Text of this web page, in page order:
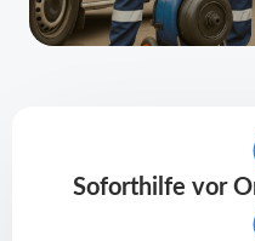
Soforthilfe vor